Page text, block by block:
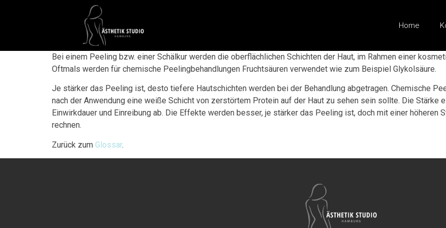
Home
Bei einem Peeling bzw. einer Schälkur werden die oberflächlichen Schichten der Haut, im Rahmen einer
Oftmals werden für chemische Peelingbehandlungen Fruchtsäuren verwendet wie zum Beispiel Glykolsäure.
Je stärker das Peeling ist, desto tiefere Hautschichten werden bei der Behandlung abgetragen. Chemische
nach der Anwendung eine weiße Schicht von zerstörtem Protein auf der Haut zu sehen sein sollte. Die Stärke
Einwirkdauer und Einreibung ab. Die Effekte werden besser, je stärker das Peeling ist, doch mit einer höheren
rechnen.
Zurück zum Glossar.